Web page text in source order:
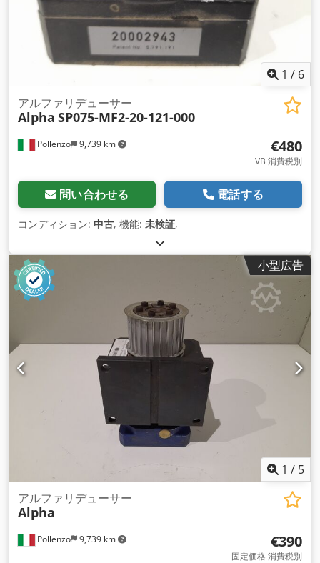
1 / 6
Pollenzo 9,739 km
アルファリデューサー
Alpha SP075-MF2-20-121-000
€480
VB 消費税別
問い合わせる 電話する
コンディション: 中古, 機能: 未検証,
小型広告
1 / 5
Pollenzo 9,739 km
アルファリデューサー
Alpha
€390
固定価格 消費税別